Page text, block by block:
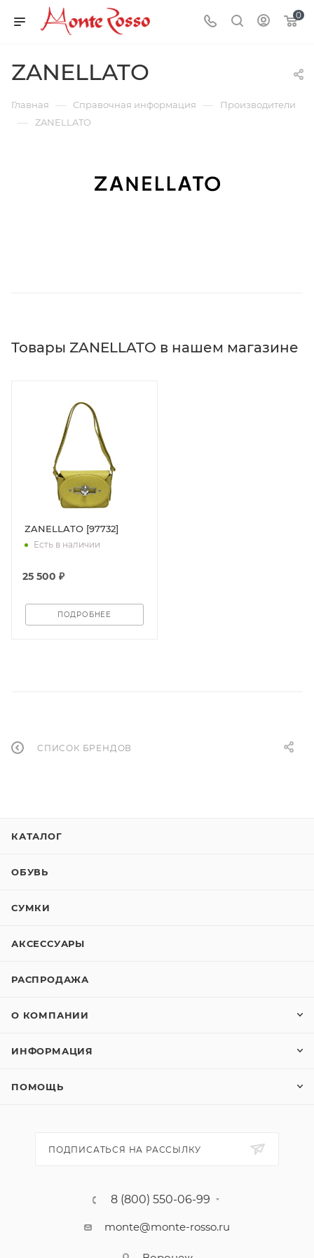
0
ZANELLATO
Главная — Справочная информация — Производители
— ZANELLATO
Товары ZANELLATO в нашем магазине
ZANELLATO [97732]
Есть в наличии
25 500 ₽
ПОДРОБНЕЕ
СПИСОК БРЕНДОВ
КАТАЛОГ
ОБУВЬ
СУМКИ
АКСЕССУАРЫ
РАСПРОДАЖА
О КОМПАНИИ
ИНФОРМАЦИЯ
ПОМОЩЬ
ПОДПИСАТЬСЯ НА РАССЫЛКУ
8 (800) 550-06-99
monte@monte-rosso.ru